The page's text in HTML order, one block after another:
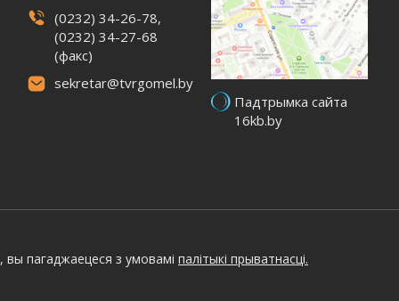
(0232) 34-26-78,
(0232) 34-27-68
(факс)
sekretar@tvrgomel.by
Падтрымка сайта
16kb.by
пагаджаецеся з умовамі палітыкі прыватнасці.